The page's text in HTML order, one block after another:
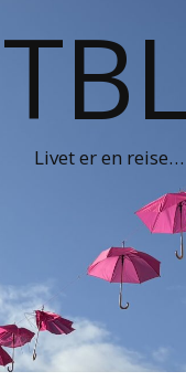
Livet er en reise…